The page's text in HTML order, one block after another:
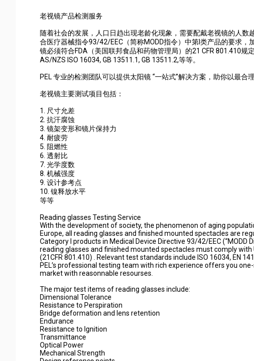
老视镜产品检测服务
随着社会的发展，人口日趋出现老龄化现象，需要配戴老视镜的人
合医疗器械指令93/42/EEC（简称MODD指令）中第I类产品的要求，
镜必须符合FDA（美国联邦食品和药物管理局）的21 CFR 801.410规
AS/NZS ISO 16034, GB 13511.1, GB 13511.2,等等。
PEL 专业的检测团队可以提供太阳镜 “一站式”解决方案，助你以最合
老视镜主要测试项目包括：
1. 尺寸允差
2. 抗汗腐蚀
3. 镜架变形和镜片保持力
4. 耐疲劳
5. 阻燃性
6. 透射比
7. 光学度数
8. 机械强度
9. 设计参考点
10. 镍释放水平
等等
Reading glasses Testing Service
With the development of society, the phenomenon of aging
Europe, all reading glasses and finished mounted spectacles are
Category I products in Medical Device Directive 93/42/EEC (“MODD
reading glasses and finished mounted spectacles must comply
(21CFR 801.410) . Relevant test standards include ISO 16034, EN
PEL’s professional testing team with rich experience offers you
market with reasonnable resourses.
The major test items of reading glasses include:
Dimensional Tolerance
Resistance to Perspiration
Bridge deformation and lens retention
Endurance
Resistance to Ignition
Transmittance
Optical Power
Mechanical Strength